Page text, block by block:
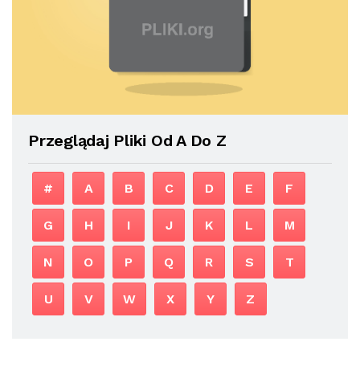
Przeglądaj Pliki Od A Do Z
# A B C D E F
G H I J K L M
N O P Q R S T
U V W X Y Z